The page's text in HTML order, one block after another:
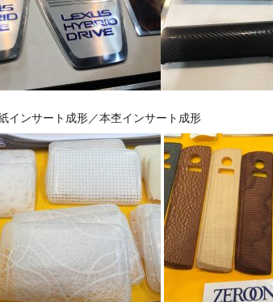
ンサート成形／本杢インサート成形